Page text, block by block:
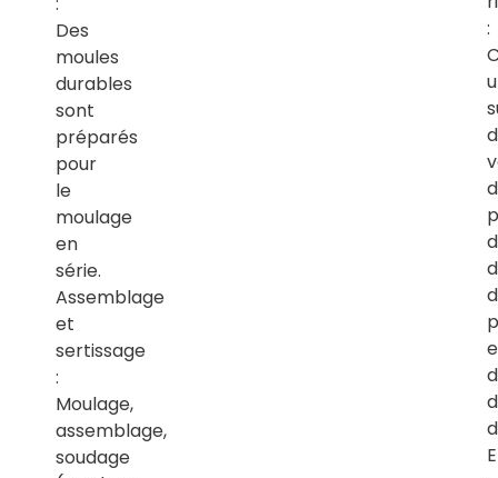
Des
moules
durables
sont
préparés
pour
le
moulage
en
série.
Assemblage
et
sertissage
:
Moulage,
assemblage,
soudage
: